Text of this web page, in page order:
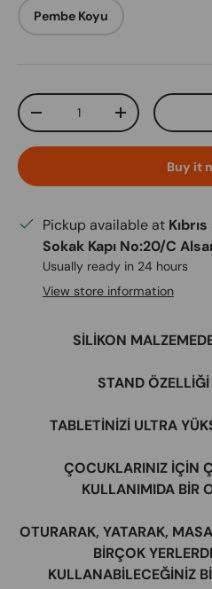
Pembe Koyu
Qty
Decrease quantityIncrease
Buy it
Pickup available at
Sokak Kapı No:20/C
Usually ready in 24 hours
View store information
​SİLİKON
STAND
TABLETİNİZİ ULTRA
ÇOCUKLARINIZ İÇİN
KULLANIMIDA BİR
OTURARAK, YATARAK,
BİRÇOK
KULLANABİLECEĞİNİZ